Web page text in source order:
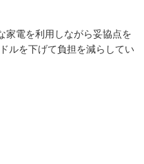
家電を利用しながら妥協点を
ルを下げて負担を減らしてい